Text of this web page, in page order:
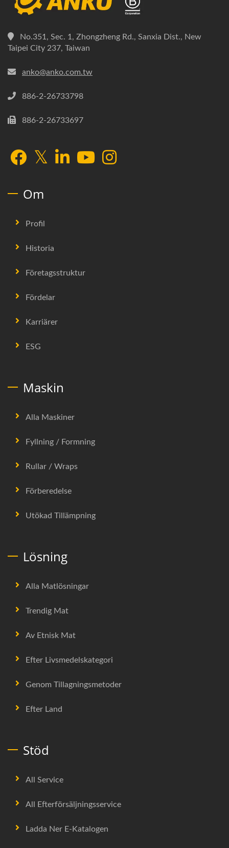
No.351, Sec. 1, Zhongzheng Rd., Sanxia Dist., New
Taipei City 237, Taiwan
anko@anko.com.tw
886-2-26733798
886-2-26733697
Om
Profil
Historia
Företagsstruktur
Fördelar
Karriärer
ESG
Maskin
Alla Maskiner
Fyllning / Formning
Rullar / Wraps
Förberedelse
Utökad Tillämpning
Lösning
Alla Matlösningar
Trendig Mat
Av Etnisk Mat
Efter Livsmedelskategori
Genom Tillagningsmetoder
Efter Land
Stöd
All Service
All Efterförsäljningsservice
Ladda Ner E-Katalogen